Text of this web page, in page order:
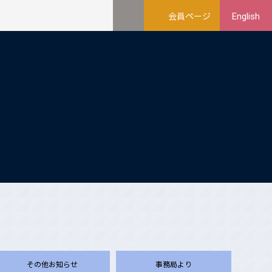
会員ページ English
事務局より
その他お知らせ